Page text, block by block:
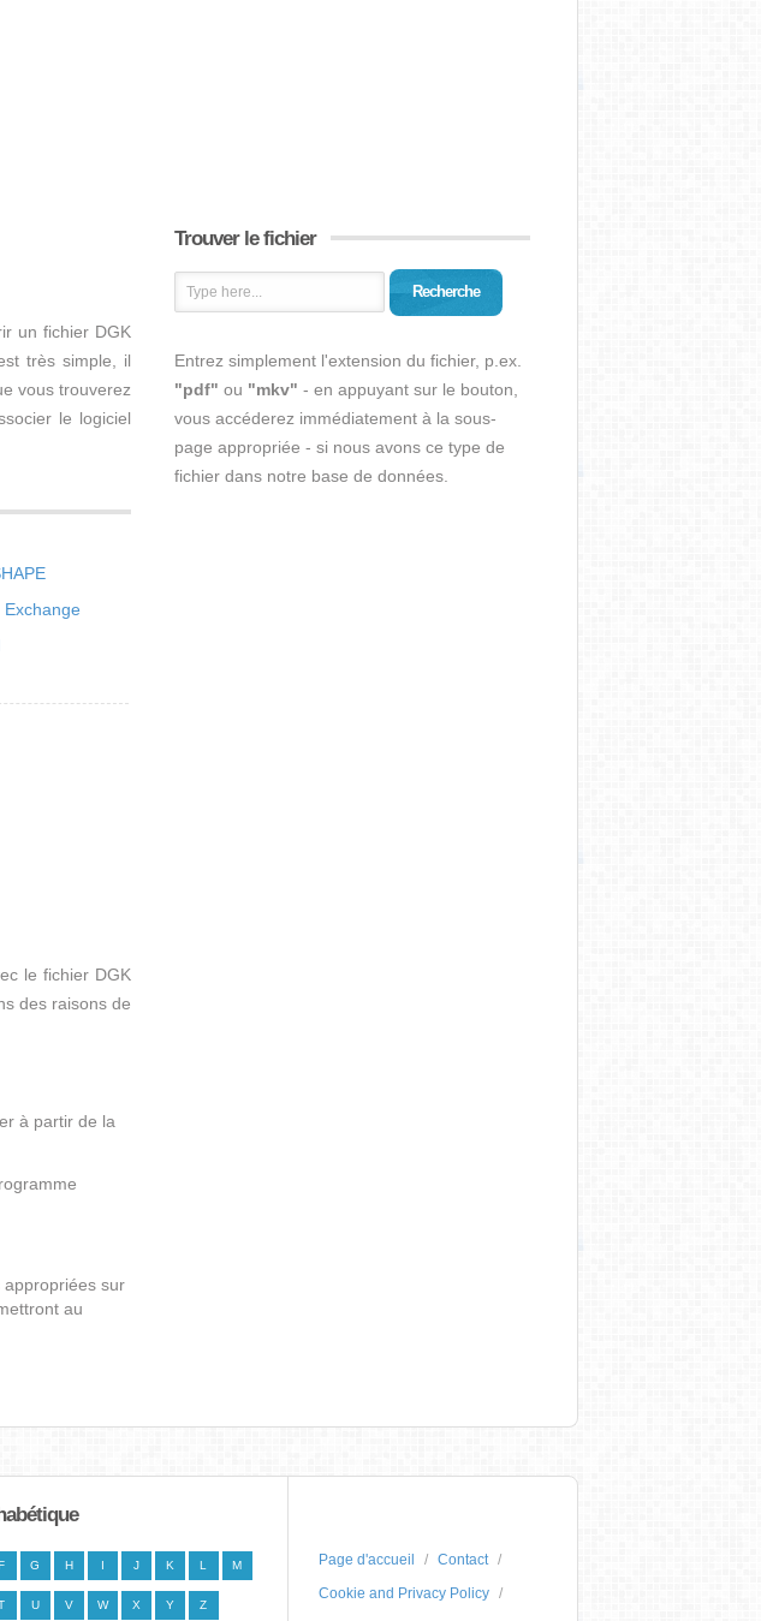
un fichier DGK
très simple, il
vous trouverez
le logiciel
Exchange
le fichier DGK
des raisons de
à partir de la
appropriées sur
au
Trouver le fichier
Recherche
Entrez simplement l'extension du fichier, p.ex.
"pdf" ou "mkv" - en appuyant sur le bouton,
vous accéderez immédiatement à la sous-
page appropriée - si nous avons ce type de
fichier dans notre base de données.
G H I J K L M
U V W X Y Z
Page d'accueil
Contact
Cookie and Privacy Policy